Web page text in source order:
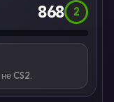
868 2
CS2.